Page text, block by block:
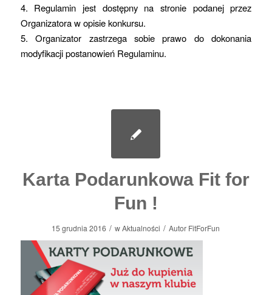
4. Regulamin jest dostępny na stronie podanej przez
Organizatora w opisie konkursu.
5. Organizator zastrzega sobie prawo do dokonania
modyfikacji postanowień Regulaminu.
Karta Podarunkowa Fit for
Fun !
15 grudnia 2016 / wAktualności / Autor FitForFun